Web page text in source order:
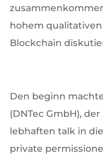
hohem
Blockchain
Den beginn
(DNTec GmbH),
lebhaften talk in
private